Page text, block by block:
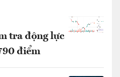
tra động lực
điểm